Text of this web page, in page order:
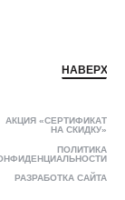
АКЦИЯ «СЕРТИФИКАТ
НА СКИДКУ»
ПОЛИТИКА
РАЗРАБОТКА САЙТА
НАВЕРХ